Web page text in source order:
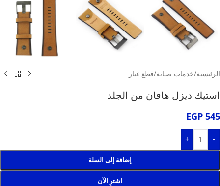
الرئيسية/خدمات صيانة/قطع غيار
استيك ديزل هافان من الجلد
EGP 545
-
+
إضافة إلى السلة
اشترِ الآن